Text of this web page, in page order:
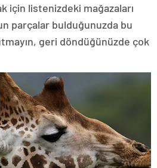
için listenizdeki mağazaları
parçalar bulduğunuzda bu
geri döndüğünüzde çok